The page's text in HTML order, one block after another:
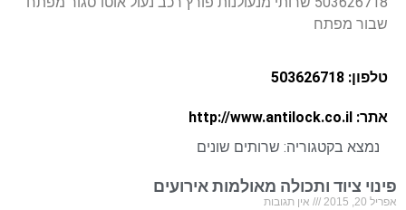
שבור מפתח
טלפון: 503626718
אתר: http://www.antilock.co.il
נמצא בקטגוריה: שרותים שונים
פינוי ציוד ותכולה מאולמות אירועים
אפריל 20, 2015 אין תגובות